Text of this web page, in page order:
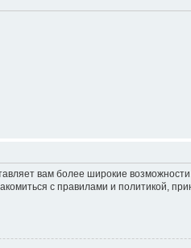
вам более широкие
с правилами и политикой,